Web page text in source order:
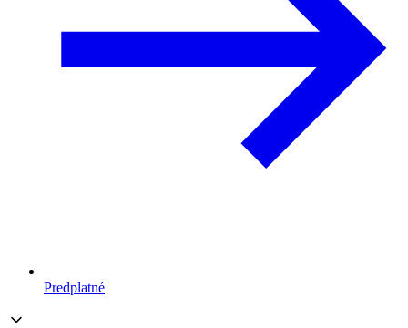
Predplatné